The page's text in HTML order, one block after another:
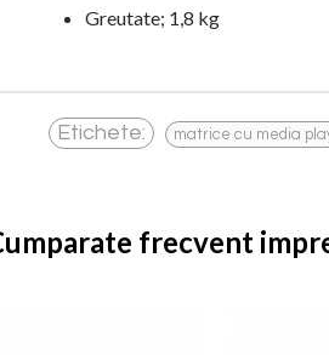
Greutate; 1,8 kg
Etichete: matrice cu media
frecvent